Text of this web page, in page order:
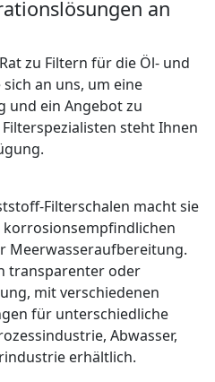
an
zu Filtern für die Öl- und
an uns, um eine
und ein Angebot zu
steht Ihnen
Filterschalen macht sie
Meerwasseraufbereitung.
transparenter oder
mit verschiedenen
für unterschiedliche
Abwasser,
erhältlich.